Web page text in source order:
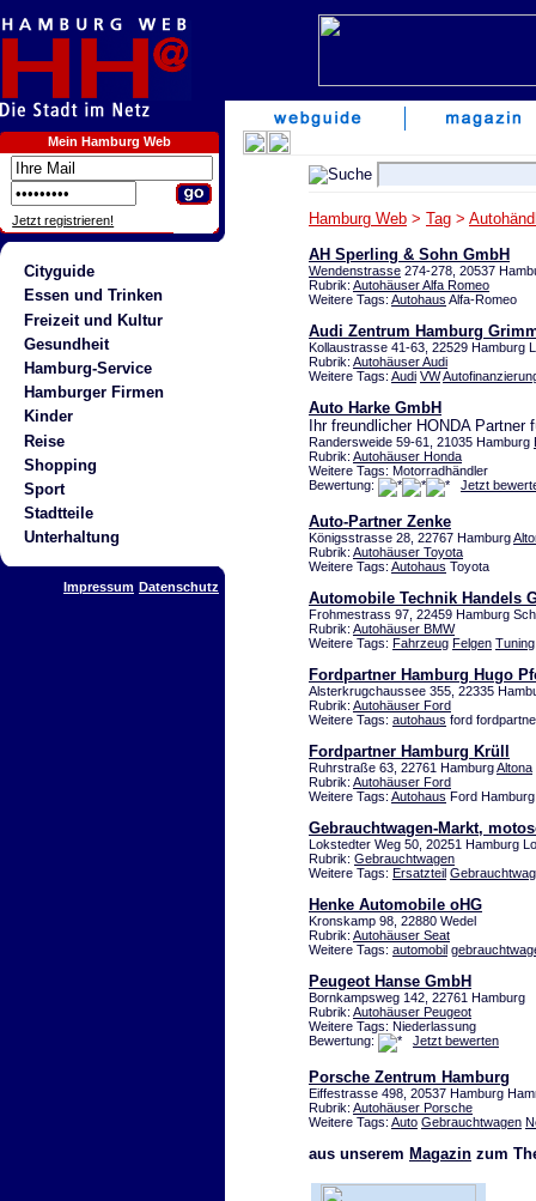
Mein Hamburg Web
Jetzt registrieren!
Cityguide
Essen und Trinken
Freizeit und Kultur
Gesundheit
Hamburg-Service
Hamburger Firmen
Kinder
Reise
Shopping
Sport
Stadtteile
Unterhaltung
Impressum Datenschutz
Hamburg Web > Tag >
AH Sperling & Sohn GmbH
Wendenstrasse 274-278, 20537
Rubrik: Autohäuser Alfa Romeo
Weitere Tags: Autohaus Alfa-Romeo
Audi Zentrum Hamburg
Kollaustrasse 41-63, 22529 Hamburg
Rubrik: Autohäuser Audi
Weitere Tags: Audi VW
Auto Harke GmbH
Ihr freundlicher HONDA
Randersweide 59-61, 21035 Hamburg
Rubrik: Autohäuser Honda
Weitere Tags: Motorradhändler
Bewertung:
Jetzt
Auto-Partner Zenke
Königsstrasse 28, 22767 Hamburg
Rubrik: Autohäuser Toyota
Weitere Tags: Autohaus Toyota
Automobile Technik Handels
Frohmestrass 97, 22459 Hamburg
Rubrik: Autohäuser BMW
Weitere Tags: Fahrzeug Felgen Tuning
Fordpartner Hamburg Hugo
Alsterkrugchaussee 355, 22335
Rubrik: Autohäuser Ford
Weitere Tags: autohaus ford
Fordpartner Hamburg Krüll
Ruhrstraße 63, 22761 HamburgAltona
Rubrik: Autohäuser Ford
Weitere Tags: Autohaus Ford Hamburg
Gebrauchtwagen-Markt,
Lokstedter Weg 50, 20251 Hamburg
Rubrik: Gebrauchtwagen
Weitere Tags: Ersatzteil
Henke Automobile oHG
Kronskamp 98, 22880 Wedel
Rubrik: Autohäuser Seat
Weitere Tags: automobil
Peugeot Hanse GmbH
Bornkampsweg 142, 22761 Hamburg
Rubrik: Autohäuser Peugeot
Weitere Tags: Niederlassung
Bewertung:
Jetzt bewerten
Porsche Zentrum Hamburg
Eiffestrasse 498, 20537 Hamburg
Rubrik: Autohäuser Porsche
Weitere Tags: Auto Gebrauchtwagen
aus unserem Magazin zum